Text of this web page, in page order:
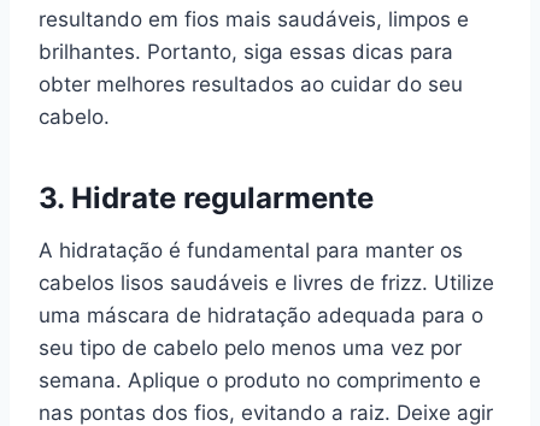
resultando em fios mais saudáveis, limpos e
brilhantes. Portanto, siga essas dicas para
obter melhores resultados ao cuidar do seu
cabelo.
3. Hidrate regularmente
A hidratação é fundamental para manter os
cabelos lisos saudáveis e livres de frizz. Utilize
uma máscara de hidratação adequada para o
seu tipo de cabelo pelo menos uma vez por
semana. Aplique o produto no comprimento e
nas pontas dos fios, evitando a raiz. Deixe agir